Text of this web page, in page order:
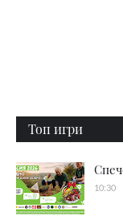
Топ игри
10:30